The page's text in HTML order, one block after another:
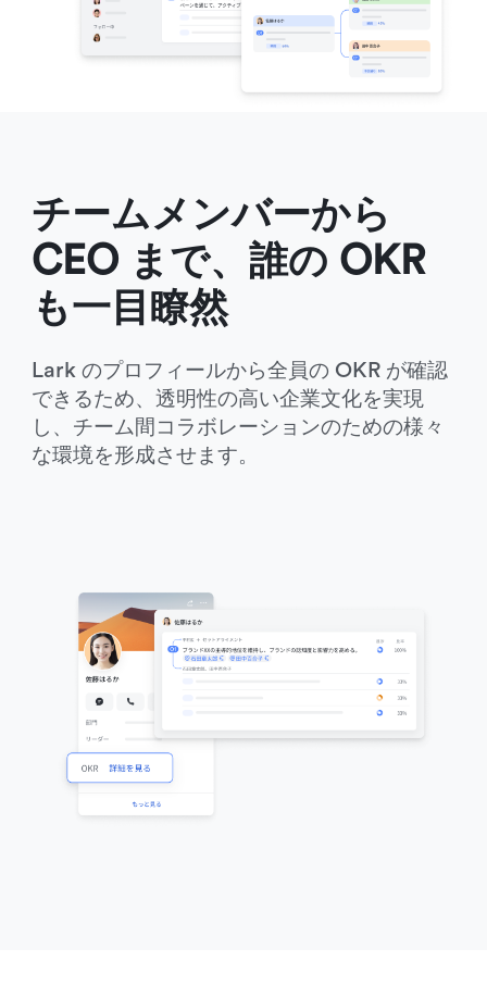
チームメンバーから
CEO まで、誰の OKR
も一目瞭然
Lark のプロフィールから全員の OKR が確認
できるため、透明性の高い企業文化を実現
し、チーム間コラボレーションのための様々
な環境を形成させます。